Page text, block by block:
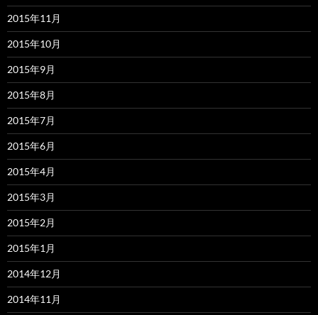
2015年11月
2015年10月
2015年9月
2015年8月
2015年7月
2015年6月
2015年4月
2015年3月
2015年2月
2015年1月
2014年12月
2014年11月